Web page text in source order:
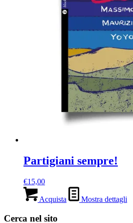
Partigiani sempre!
€15,00
Acquista Mostra dettagli
Cerca nel sito